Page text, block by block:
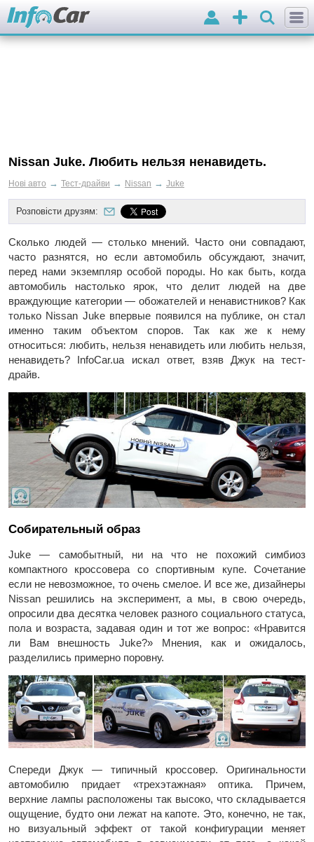
Додати
оголошення
Вхід
Nissan Juke. Любить нельзя ненавидеть.
Нові авто → Тест-драйви → Nissan → Juke
Розповісти друзям:
Сколько людей — столько мнений. Часто они совпадают,
часто разнятся, но если автомобиль обсуждают, значит,
перед нами экземпляр особой породы. Но как быть, когда
автомобиль настолько ярок, что делит людей на две
враждующие категории — обожателей и ненавистников? Как
только Nissan Juke впервые появился на публике, он стал
именно таким объектом споров. Так как же к нему
относиться: любить, нельзя ненавидеть или любить нельзя,
ненавидеть? InfoCar.ua искал ответ, взяв Джук на тест-
драйв.
Собирательный образ
Juke — самобытный, ни на что не похожий симбиоз
компактного кроссовера со спортивным купе. Сочетание
если не невозможное, то очень смелое. И все же, дизайнеры
Nissan решились на эксперимент, а мы, в свою очередь,
опросили два десятка человек разного социального статуса,
пола и возраста, задавая один и тот же вопрос: «Нравится
ли Вам внешность Juke?» Мнения, как и ожидалось,
разделились примерно поровну.
Спереди Джук — типичный кроссовер. Оригинальности
автомобилю придает «трехэтажная» оптика. Причем,
верхние лампы расположены так высоко, что складывается
ощущение, будто они лежат на капоте. Это, конечно, не так,
но визуальный эффект от такой конфигурации меняет